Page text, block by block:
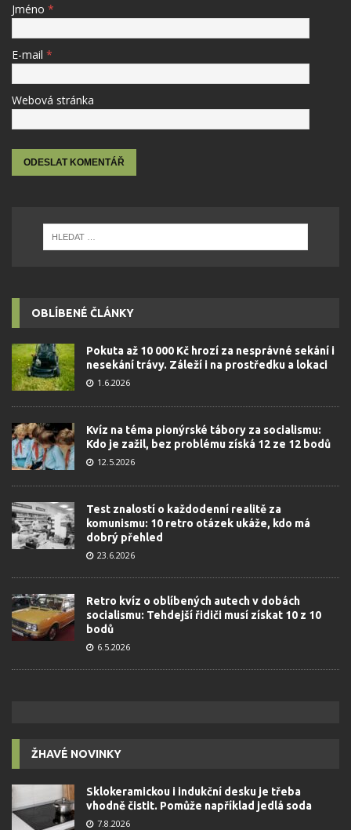
Jméno *
E-mail *
Webová stránka
OBLÍBENÉ ČLÁNKY
Pokuta až 10 000 Kč hrozí za nesprávné sekání i
nesekání trávy. Záleží i na prostředku a lokaci
1.6.2026
Kvíz na téma pionýrské tábory za socialismu:
Kdo je zažil, bez problému získá 12 ze 12 bodů
12.5.2026
Test znalostí o každodenní realitě za
komunismu: 10 retro otázek ukáže, kdo má
dobrý přehled
23.6.2026
Retro kvíz o oblíbených autech v dobách
socialismu: Tehdejší řidiči musí získat 10 z 10
bodů
6.5.2026
ŽHAVÉ NOVINKY
Sklokeramickou i indukční desku je třeba
vhodně čistit. Pomůže například jedlá soda
7.8.2026